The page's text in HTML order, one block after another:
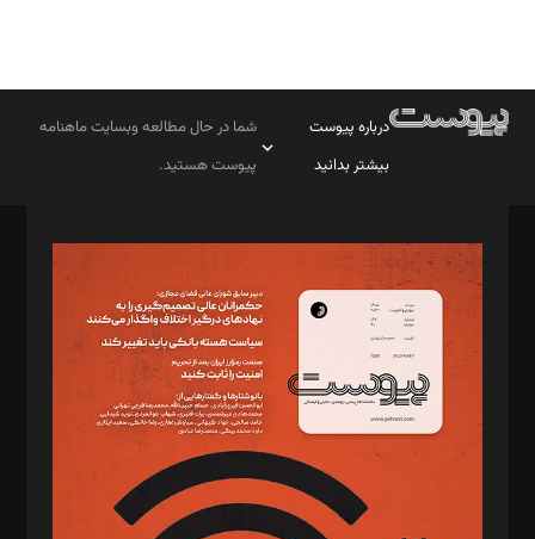
درباره پیوست
بیشتر بدانید
شما در حال مطالعه وبسایت ماهنامه
پیوست هستید.
مدیر مسئول: محمدباقر اثنی‌عشری
سردبیر: مهرک محمودی
دبیر تحریریه: میثم قاسمی
د‌بیر ناداستان: سمانه سمیع
د‌بیر خدمت و تجارت: ابوالفضل رجبی
د‌بیر حقوق فناوری: حسام‌الدین ایپکچی
د‌بیر پیوست جهان: مینا پاکدل
د‌بیر تحریریه آنلاین: بابک نقاش
تحریریه‌: مجتبی محمود‌ی، آرش برهمند، یسنا امان‌پور، سروش کرمیان،